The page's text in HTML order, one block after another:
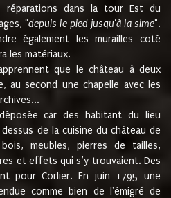
réparations dans la tour Est du
"depuis le pied jusqu'à la sime".
également les murailles coté
les matériaux.
que le château à deux
au second une chapelle avec les
car des habitant du lieu
de la cuisine du château de
meubles, pierres de tailles,
et effets qui s’y trouvaient. Des
pour Corlier. En juin 1795 une
comme bien de l'émigré de